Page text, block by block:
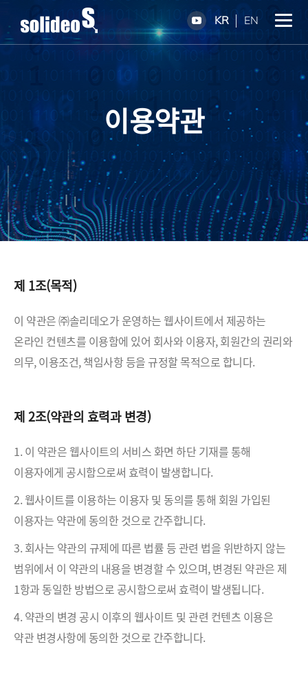
KR EN
이용약관
제 1조(목적)
이 약관은 ㈜솔리데오가 운영하는 웹사이트에서 제공하는
온라인 컨텐츠를 이용함에 있어 회사와 이용자, 회원간의 권리와
의무, 이용조건, 책임사항 등을 규정할 목적으로 합니다.
제 2조(약관의 효력과 변경)
1. 이 약관은 웹사이트의 서비스 화면 하단 기재를 통해
이용자에게 공시함으로써 효력이 발생합니다.
2. 웹사이트를 이용하는 이용자 및 동의를 통해 회원 가입된
이용자는 약관에 동의한 것으로 간주합니다.
3. 회사는 약관의 규제에 따른 법률 등 관련 법을 위반하지 않는
범위에서 이 약관의 내용을 변경할 수 있으며, 변경된 약관은 제
1항과 동일한 방법으로 공시함으로써 효력이 발생됩니다.
4. 약관의 변경 공시 이후의 웹사이트 및 관련 컨텐츠 이용은
약관 변경사항에 동의한 것으로 간주합니다.